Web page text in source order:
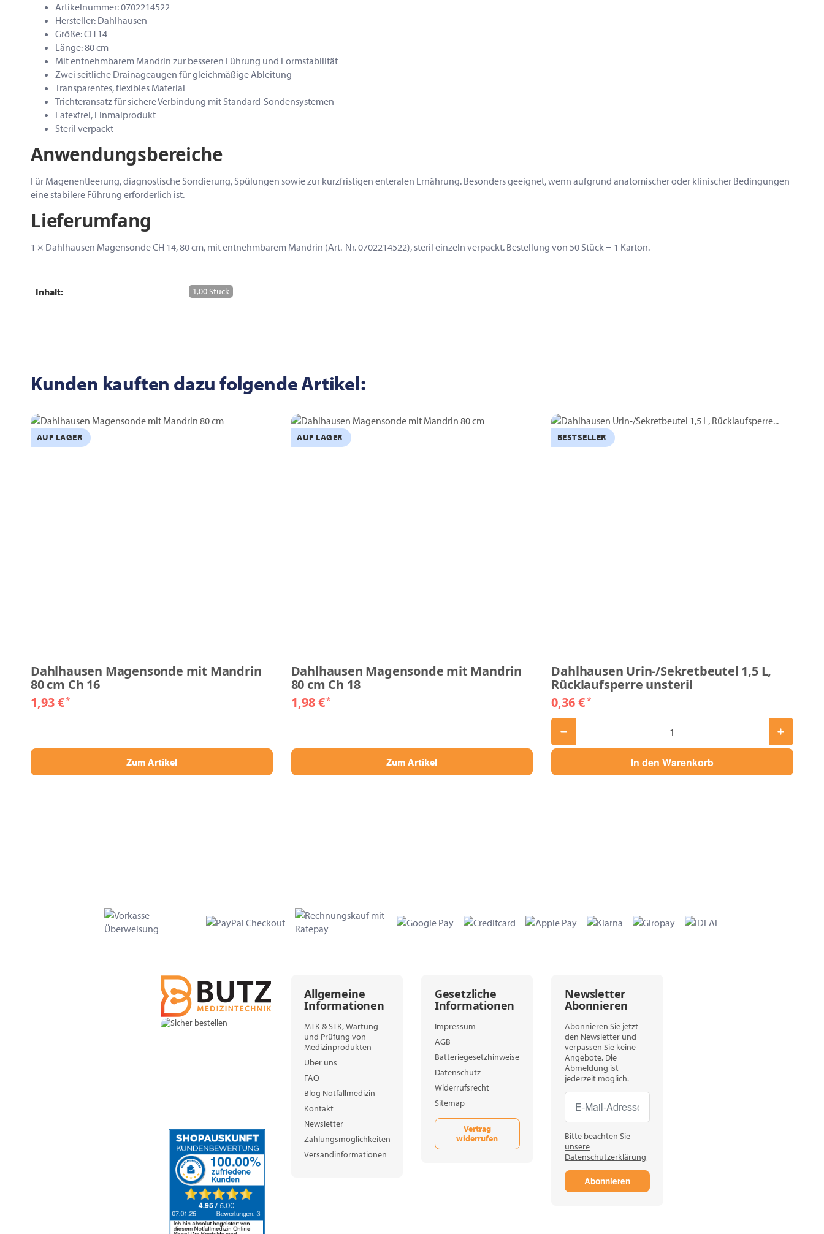
Artikelnummer: 0702214522
Hersteller: Dahlhausen
Größe: CH 14
Länge: 80 cm
Mit entnehmbarem Mandrin zur besseren Führung und Formstabilität
Zwei seitliche Drainageaugen für gleichmäßige Ableitung
Transparentes, flexibles Material
Trichteransatz für sichere Verbindung mit Standard-Sondensystemen
Latexfrei, Einmalprodukt
Steril verpackt
Anwendungsbereiche
Für Magenentleerung, diagnostische Sondierung, Spülungen sowie zur kurzfristigen enteralen Ernährung. Besonders geeignet, wenn aufgrund anatomischer oder klinischer Bedingungen
eine stabilere Führung erforderlich ist.
Lieferumfang
1 × Dahlhausen Magensonde CH 14, 80 cm, mit entnehmbarem Mandrin (Art.-Nr. 0702214522), steril einzeln verpackt. Bestellung von 50 Stück = 1 Karton.
Inhalt: 1,00 Stück
Kunden kauften dazu folgende Artikel:
AUF LAGER
Dahlhausen Magensonde mit Mandrin
80 cm Ch 16
1,93 €*
Zum Artikel
AUF LAGER
Dahlhausen Magensonde mit Mandrin
80 cm Ch 18
1,98 €*
Zum Artikel
BESTSELLER
Dahlhausen Urin-/Sekretbeutel 1,5 L,
Rücklaufsperre unsteril
0,36 €*
In den Warenkorb
Allgemeine
Informationen
MTK & STK, Wartung
und Prüfung von
Medizinprodukten
Über uns
FAQ
Blog Notfallmedizin
Kontakt
Newsletter
Zahlungsmöglichkeiten
Versandinformationen
Gesetzliche
Informationen
Impressum
AGB
Batteriegesetzhinweise
Datenschutz
Widerrufsrecht
Sitemap
Vertrag
widerrufen
Newsletter
Abonnieren
Abonnieren Sie jetzt
den Newsletter und
verpassen Sie keine
Angebote. Die
Abmeldung ist
jederzeit möglich.
Newsletter Abonnieren
Newsletter Abonnieren
Bitte beachten Sie
unsere
Datenschutzerklärung
Abonnieren